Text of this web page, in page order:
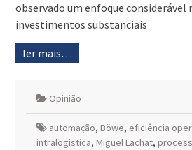
observado um enfoque considerável
investimentos substanciais
ler mais…
Opinião
automação, Böwe, eficiência
intralogistica, Miguel Lachat,